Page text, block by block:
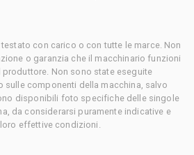
con carico o con tutte le marce. Non
o garanzia che il macchinario funzioni
Non sono state eseguite
sulle componenti della macchina, salvo
disponibili foto specifiche delle singole
da considerarsi puramente indicative e
effettive condizioni.